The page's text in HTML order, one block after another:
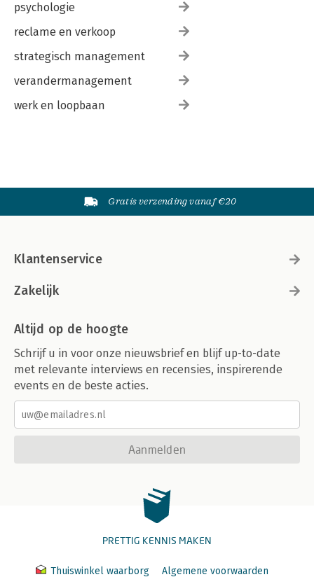
psychologie
reclame en verkoop
strategisch management
verandermanagement
werk en loopbaan
Gratis verzending vanaf €20
Klantenservice
Zakelijk
Altijd op de hoogte
Schrijf u in voor onze nieuwsbrief en blijf up-to-date
met relevante interviews en recensies, inspirerende
events en de beste acties.
Aanmelden
PRETTIG KENNIS MAKEN
Thuiswinkel waarborg Algemene voorwaarden